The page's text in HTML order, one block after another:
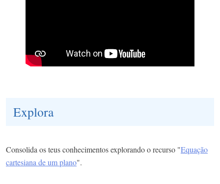
Explora
Consolida os teus conhecimentos explorando o recurso "Equação
cartesiana de um plano".